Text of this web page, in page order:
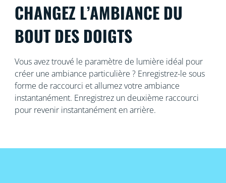
CHANGEZ L’AMBIANCE DU
BOUT DES DOIGTS
Vous avez trouvé le paramètre de lumière idéal pour
créer une ambiance particulière ? Enregistrez-le sous
forme de raccourci et allumez votre ambiance
instantanément. Enregistrez un deuxième raccourci
pour revenir instantanément en arrière.